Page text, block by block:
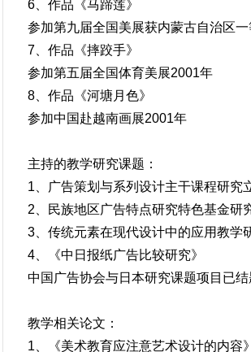
6、作品《马蹄莲》
参加第九届全国美展获内蒙古自治区一
7、作品《摔跤手》
参加第五届全国体育美展2001年
8、作品《河塘月色》
参加中国赴越南画展2001年
主持的教学研究课题：
1、广告策划与系列设计主干课程研究
2、民族地区广告特点研究特色基金研
3、传统元素在现代设计中的应用教学
4、《中日报纸广告比较研究》
中国广告协会与日本研究课题项目已结
教学相关论文：
1、《美术教育应注意艺术设计的内容》